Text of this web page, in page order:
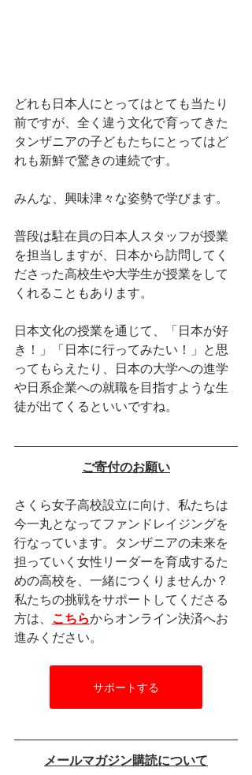
どれも日本人にとってはとても当たり
前ですが、全く違う文化で育ってきた
タンザニアの子どもたちにとってはど
れも新鮮で驚きの連続です。
みんな、興味津々な姿勢で学びます。
普段は駐在員の日本人スタッフが授業
を担当しますが、日本から訪問してく
ださった高校生や大学生が授業をして
くれることもあります。
日本文化の授業を通じて、「日本が好
き！」「日本に行ってみたい！」と思
ってもらえたり、日本の大学への進学
や日系企業への就職を目指すような生
徒が出てくるといいですね。
ご寄付のお願い
さくら女子高校設立に向け、私たちは
今一丸となってファンドレイジングを
行なっています。タンザニアの未来を
担っていく女性リーダーを育成するた
めの高校を、一緒につくりませんか？
私たちの挑戦をサポートしてくださる
方は、 こちらからオンライン決済へお
進みください。
サポートする
メールマガジン購読について